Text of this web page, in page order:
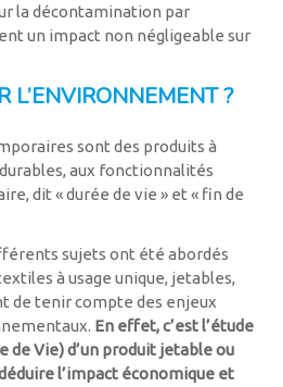
la décontamination par
un impact non négligeable sur
L’ENVIRONNEMENT ?
sont des produits à
aux fonctionnalités
dit « durée de vie » et « fin de
sujets ont été abordés
à usage unique, jetables,
de tenir compte des enjeux
En effet, c’est l’étude
de Vie) d’un produit jetable ou
l’impact économique et